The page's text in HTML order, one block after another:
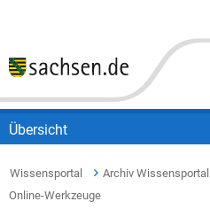
Übersicht
Wissensportal Archiv Wissensportal
Online-Werkzeuge